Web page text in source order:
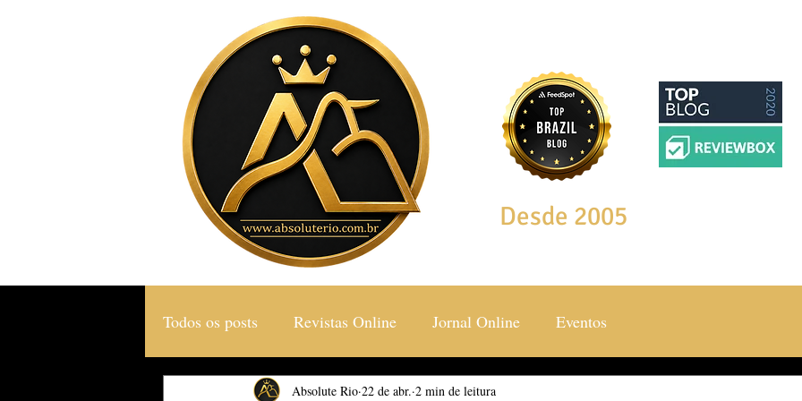
Desde 2005
Todos os posts Revistas Online Jornal Online Eventos
Gastronomia & Turismo Social & Estilos
Absolute Rio 22 de abr. 2 min de leitura